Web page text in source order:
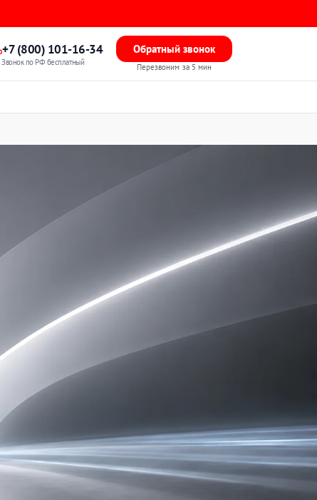
+7 (800) 101-16-34
Звонок по РФ бесплатный
Обратный звонок
Перезвоним за 5 мин